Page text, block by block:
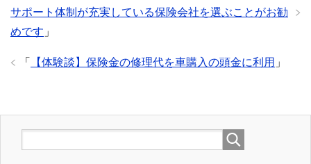
サポート体制が充実している保険会社を選ぶことがお勧
めです 」
「 【体験談】保険金の修理代を車購入の頭金に利用 」